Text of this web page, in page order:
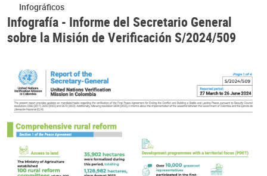
Infográficos
Infografía - Informe del Secretario General
sobre la Misión de Verificación S/2024/509